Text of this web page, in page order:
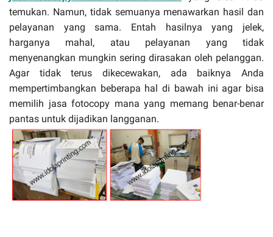
temukan. Namun, tidak semuanya menawarkan hasil dan
pelayanan yang sama. Entah hasilnya yang jelek,
harganya mahal, atau pelayanan yang tidak
menyenangkan mungkin sering dirasakan oleh pelanggan.
Agar tidak terus dikecewakan, ada baiknya Anda
mempertimbangkan beberapa hal di bawah ini agar bisa
memilih jasa fotocopy mana yang memang benar-benar
pantas untuk dijadikan langganan.